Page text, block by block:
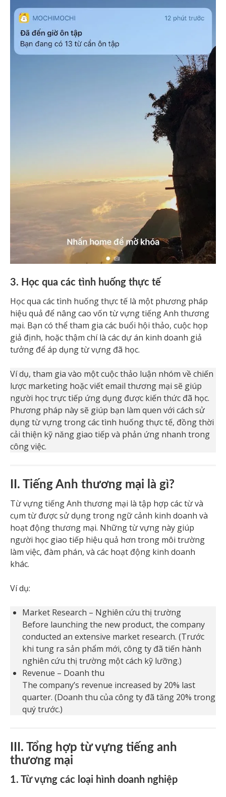
3. Học qua các tình huống thực tế
Học qua các tình huống thực tế là một phương pháp
hiệu quả để nâng cao vốn từ vựng tiếng Anh thương
mại. Bạn có thể tham gia các buổi hội thảo, cuộc họp
giả định, hoặc thậm chí là các dự án kinh doanh giả
tưởng để áp dụng từ vựng đã học.
Ví dụ, tham gia vào một cuộc thảo luận nhóm về chiến
lược marketing hoặc viết email thương mại sẽ giúp
người học trực tiếp ứng dụng được kiến thức đã học.
Phương pháp này sẽ giúp bạn làm quen với cách sử
dụng từ vựng trong các tình huống thực tế, đồng thời
cải thiện kỹ năng giao tiếp và phản ứng nhanh trong
công việc.
II. Tiếng Anh thương mại là gì?
Từ vựng tiếng Anh thương mại là tập hợp các từ và
cụm từ được sử dụng trong ngữ cảnh kinh doanh và
hoạt động thương mại. Những từ vựng này giúp
người học giao tiếp hiệu quả hơn trong môi trường
làm việc, đàm phán, và các hoạt động kinh doanh
khác.
Ví dụ:
Market Research – Nghiên cứu thị trường
Before launching the new product, the company
conducted an extensive market research. (Trước
khi tung ra sản phẩm mới, công ty đã tiến hành
nghiên cứu thị trường một cách kỹ lưỡng.)
Revenue – Doanh thu
The company’s revenue increased by 20% last
quarter. (Doanh thu của công ty đã tăng 20% trong
quý trước.)
III. Tổng hợp từ vựng tiếng anh
thương mại
1. Từ vựng các loại hình doanh nghiệp